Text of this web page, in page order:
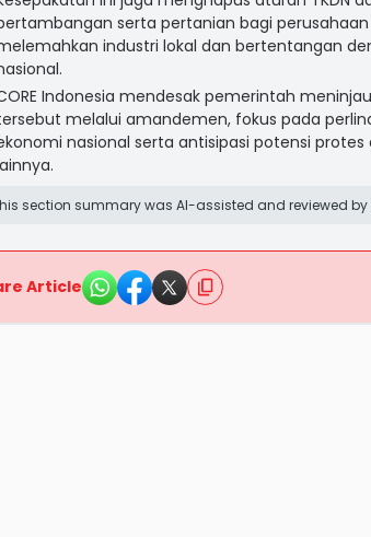
serta pertanian bagi perusahaan
industri lokal dan bertentangan
Indonesia mendesak pemerintah
melalui amandemen, fokus pada
nasional serta antisipasi potensi
section summary was AI-assisted and reviewed
Article